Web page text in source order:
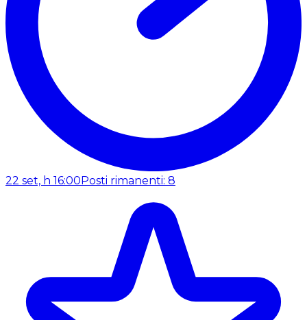
22 set, h 16:00Posti rimanenti: 8